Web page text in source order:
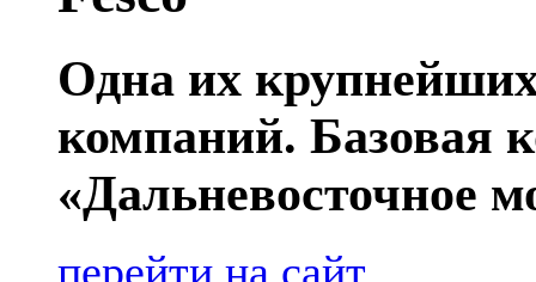
Одна их
компаний. Базовая
«Дальневосточное
перейти на сайт